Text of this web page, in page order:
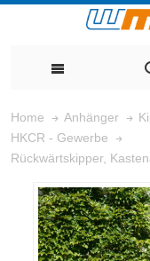
Home Anhänger
HKCR - Gewerbe
Rückwärtskipper,